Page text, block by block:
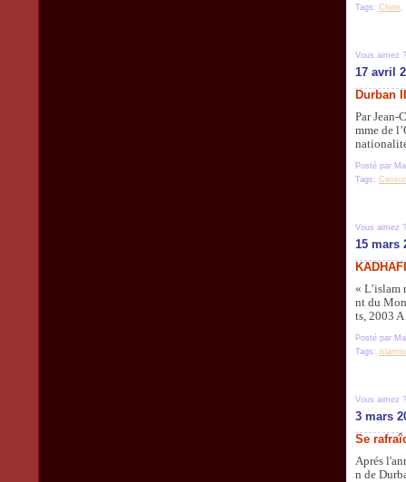
Tags:Chine
Vous aimez ?
17 avril
Durban
Par Jean-
mme de
Posté par
Tags:
Vous aimez ?
15 mars
« L’islam
nt du
ts, 2003
Posté par
Tags:
Vous aimez ?
3 mars
Se
Aprés
n de